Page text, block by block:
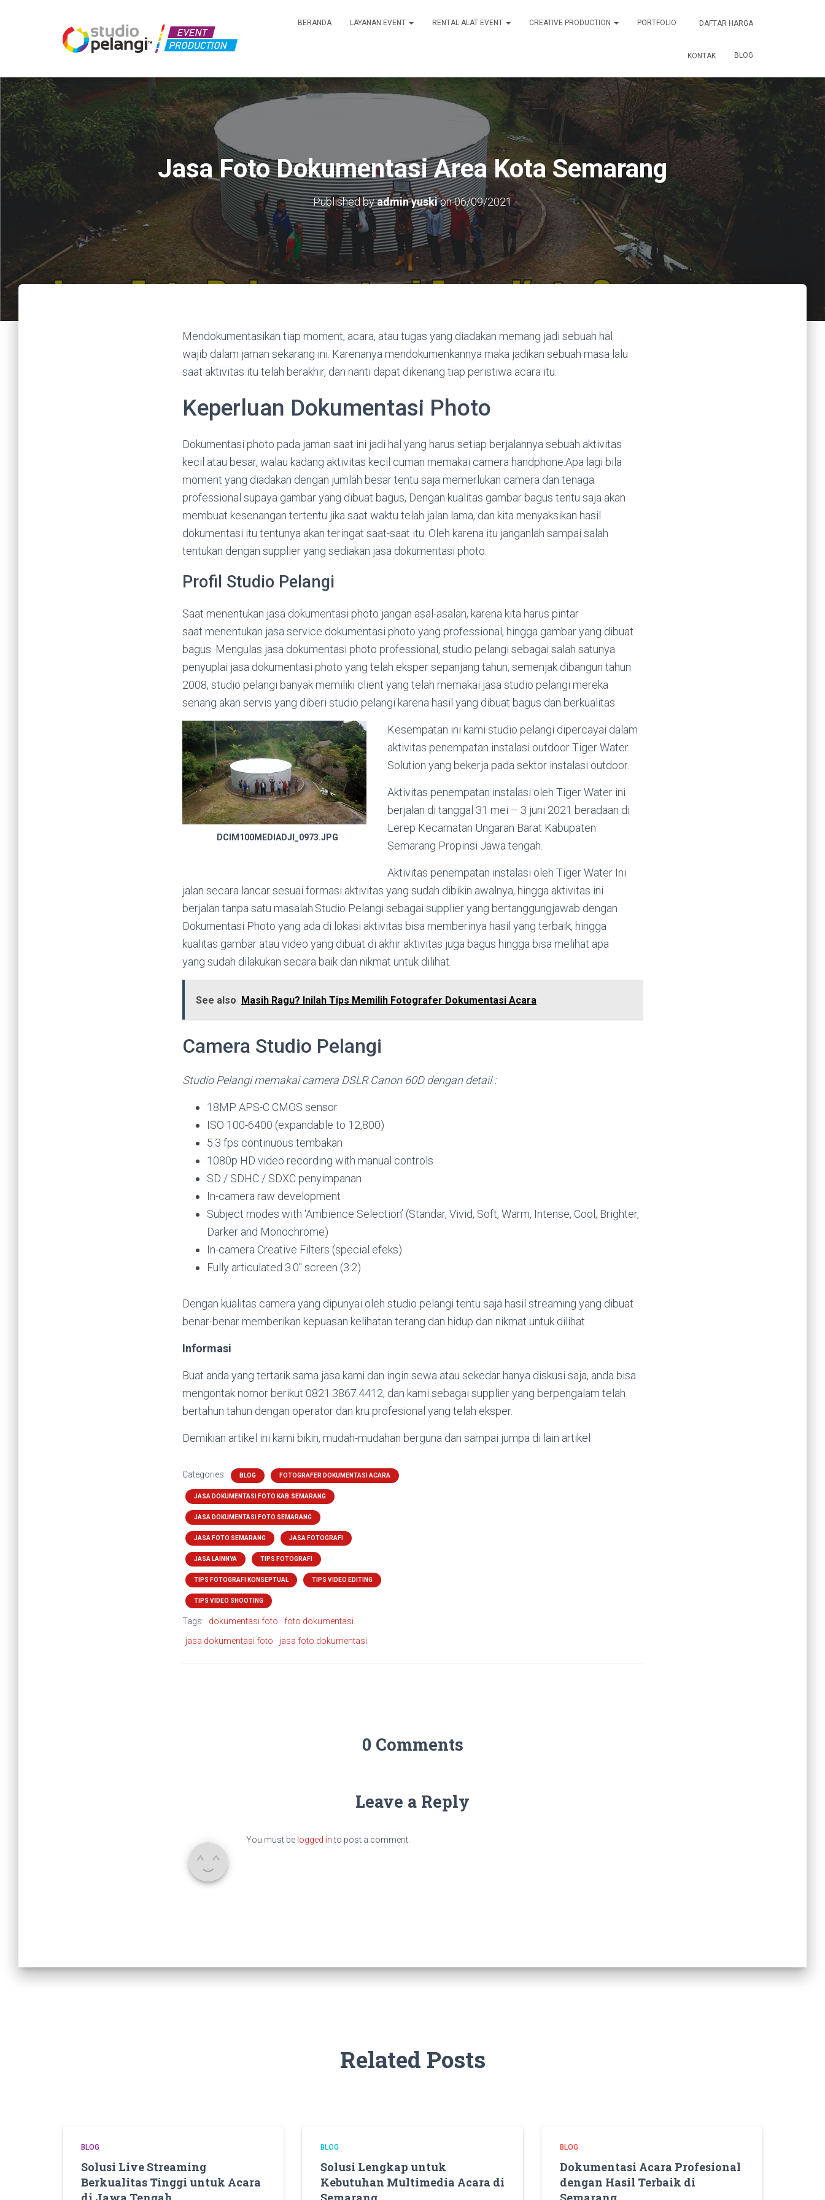
BERANDA LAYANAN EVENT RENTAL ALAT EVENT CREATIVE PRODUCTION PORTFOLIO DAFTAR HARGA
KONTAK BLOG
Jasa Foto Dokumentasi Area Kota Semarang
Published byadmin yuskion06/09/2021
Mendokumentasikan tiap moment, acara, atau tugas yang diadakan memang jadi sebuah hal
wajib dalam jaman sekarang ini. Karenanya mendokumenkannya maka jadikan sebuah masa lalu
saat aktivitas itu telah berakhir, dan nanti dapat dikenang tiap peristiwa acara itu.
Keperluan Dokumentasi Photo
Dokumentasi photo pada jaman saat ini jadi hal yang harus setiap berjalannya sebuah aktivitas
kecil atau besar, walau kadang aktivitas kecil cuman memakai camera handphone.Apa lagi bila
moment yang diadakan dengan jumlah besar tentu saja memerlukan camera dan tenaga
professional supaya gambar yang dibuat bagus, Dengan kualitas gambar bagus tentu saja akan
membuat kesenangan tertentu jika saat waktu telah jalan lama, dan kita menyaksikan hasil
dokumentasi itu tentunya akan teringat saat-saat itu. Oleh karena itu janganlah sampai salah
tentukan dengan supplier yang sediakan jasa dokumentasi photo.
Profil Studio Pelangi
Saat menentukan jasa dokumentasi photo jangan asal-asalan, karena kita harus pintar
saat menentukan jasa service dokumentasi photo yang professional, hingga gambar yang dibuat
bagus. Mengulas jasa dokumentasi photo professional, studio pelangi sebagai salah satunya
penyuplai jasa dokumentasi photo yang telah eksper sepanjang tahun, semenjak dibangun tahun
2008, studio pelangi banyak memiliki client yang telah memakai jasa studio pelangi mereka
senang akan servis yang diberi studio pelangi karena hasil yang dibuat bagus dan berkualitas.
DCIM100MEDIADJI_0973.JPG
Kesempatan ini kami studio pelangi dipercayai dalam
aktivitas penempatan instalasi outdoor Tiger Water
Solution yang bekerja pada sektor instalasi outdoor.
Aktivitas penempatan instalasi oleh Tiger Water ini
berjalan di tanggal 31 mei – 3 juni 2021 beradaan di
Lerep Kecamatan Ungaran Barat Kabupaten
Semarang Propinsi Jawa tengah.
Aktivitas penempatan instalasi oleh Tiger Water Ini
jalan secara lancar sesuai formasi aktivitas yang sudah dibikin awalnya, hingga aktivitas ini
berjalan tanpa satu masalah.Studio Pelangi sebagai supplier yang bertanggungjawab dengan
Dokumentasi Photo yang ada di lokasi aktivitas bisa memberinya hasil yang terbaik, hingga
kualitas gambar atau video yang dibuat di akhir aktivitas juga bagus hingga bisa melihat apa
yang sudah dilakukan secara baik dan nikmat untuk dilihat.
See also Masih Ragu? Inilah Tips Memilih Fotografer Dokumentasi Acara
Camera Studio Pelangi
Studio Pelangi memakai camera DSLR Canon 60D dengan detail :
18MP APS-C CMOS sensor
ISO 100-6400 (expandable to 12,800)
5.3 fps continuous tembakan
1080p HD video recording with manual controls
SD / SDHC / SDXC penyimpanan
In-camera raw development
Subject modes with ‘Ambience Selection’ (Standar, Vivid, Soft, Warm, Intense, Cool, Brighter,
Darker and Monochrome)
In-camera Creative Filters (special efeks)
Fully articulated 3.0″ screen (3:2)
Dengan kualitas camera yang dipunyai oleh studio pelangi tentu saja hasil streaming yang dibuat
benar-benar memberikan kepuasan kelihatan terang dan hidup dan nikmat untuk dilihat.
Informasi
Buat anda yang tertarik sama jasa kami dan ingin sewa atau sekedar hanya diskusi saja, anda bisa
mengontak nomor berikut 0821.3867.4412, dan kami sebagai supplier yang berpengalam telah
bertahun tahun dengan operator dan kru profesional yang telah eksper.
Demikian artikel ini kami bikin, mudah-mudahan berguna dan sampai jumpa di lain artikel
Categories: BLOG FOTOGRAFER DOKUMENTASI ACARA
JASA DOKUMENTASI FOTO KAB.SEMARANG
JASA DOKUMENTASI FOTO SEMARANG
JASA FOTO SEMARANG JASA FOTOGRAFI
JASA LAINNYA TIPS FOTOGRAFI
TIPS FOTOGRAFI KONSEPTUAL TIPS VIDEO EDITING
TIPS VIDEO SHOOTING
Tags: dokumentasi foto
foto dokumentasi
jasa dokumentasi foto
jasa foto dokumentasi
0 Comments
Leave a Reply
You must be logged into post a comment.
Related Posts
BLOG
Solusi Live Streaming
Berkualitas Tinggi untuk Acara
BLOG
Solusi Lengkap untuk
Kebutuhan Multimedia Acara di
BLOG
Dokumentasi Acara Profesional
dengan Hasil Terbaik di